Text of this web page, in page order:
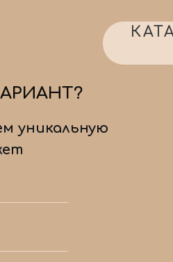
уникальную